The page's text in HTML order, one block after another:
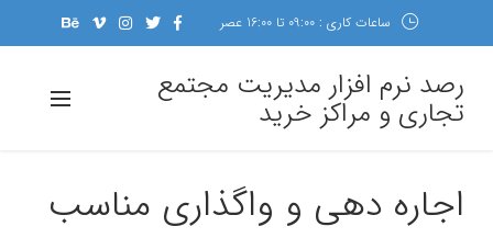
ساعات کاری : 09:00 تا 16:00 عصر
رصد نرم افزار مدیریت مجتمع
تجاری و مراکز خرید
اجاره دهی و واگذاری مناسب